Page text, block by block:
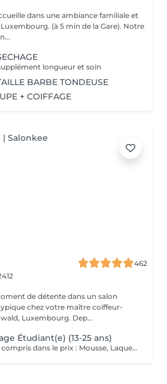
dans une ambiance familiale et
(à 5 min de la Gare). Notre
longueur et soin
BARBE TONDEUSE
+ COIFFAGE
462
de détente dans un salon
chez votre maître coiffeur-
Luxembourg. Dep...
Étudiant(e) (13-25 ans)
Tous ces produits sont compris dans le prix : Mousse, Laque, Gel, Soin démêlant, Shampoing spécifique. Tous les produits que nous utilisons sont des produits de qualité professionnelle.